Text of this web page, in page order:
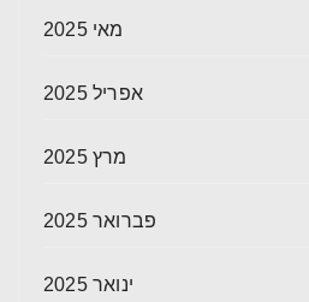
מאי 2025
אפריל 2025
מרץ 2025
פברואר 2025
ינואר 2025